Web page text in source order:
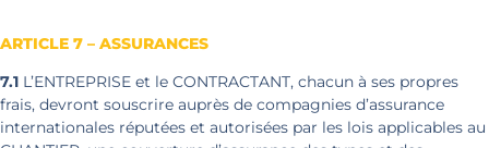
ARTICLE 7 – ASSURANCES
7.1 L’ENTREPRISE et le CONTRACTANT, chacun à ses propres
frais, devront souscrire auprès de compagnies d’assurance
internationales réputées et autorisées par les lois applicables au